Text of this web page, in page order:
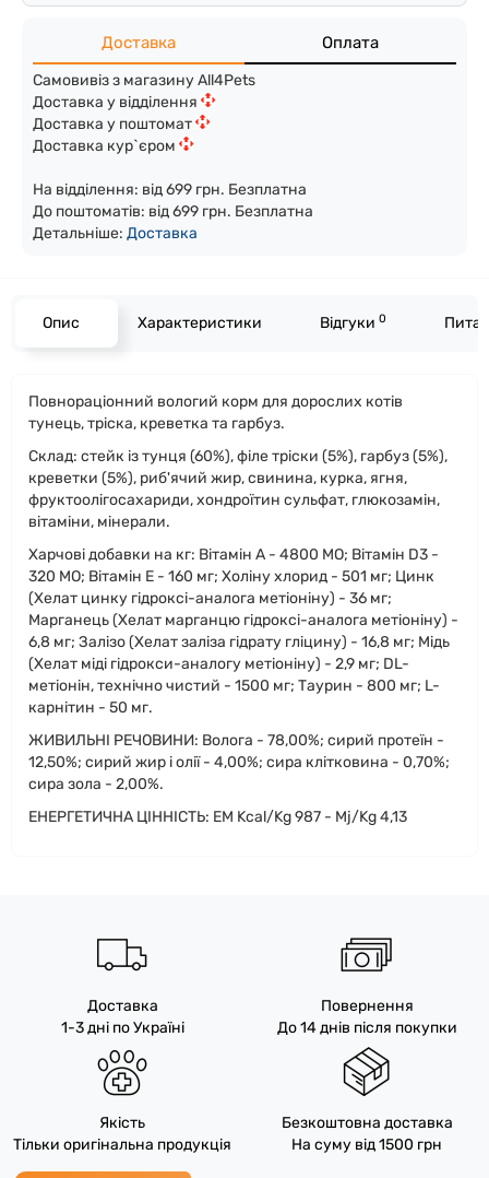
Доставка Оплата
Самовивіз з магазину All4Pets
Доставка у відділення
Доставка у поштомат
Доставка кур`єром
На відділення: від 699 грн. Безплатна
До поштоматів: від 699 грн. Безплатна
Детальніше: Доставка
Опис Характеристики Відгуки 0
Повнораціонний вологий корм для дорослих котів
тунець, тріска, креветка та гарбуз.
Склад: стейк із тунця (60%), філе тріски (5%), гарбуз (5%),
креветки (5%), риб'ячий жир, свинина, курка, ягня,
фруктоолiгосахариди, хондроїтин сульфат, глюкозамін,
вітаміни, мінерали.
Харчові добавки на кг: Вітамін A - 4800 МО; Вітамін D3 -
320 МО; Вітамін E - 160 мг; Холіну хлорид - 501 мг; Цинк
(Хелат цинку гідроксі-аналога метіоніну) - 36 мг;
Марганець (Хелат марганцю гідроксі-аналога метіоніну) -
6,8 мг; Залізо (Хелат заліза гідрату гліцину) - 16,8 мг; Мідь
(Хелат міді гідрокси-аналогу метіоніну) - 2,9 мг; DL-
метіонін, технічно чистий - 1500 мг; Таурин - 800 мг; L-
карнітин - 50 мг.
ЖИВИЛЬНІ РЕЧОВИНИ: Волога - 78,00%; сирий протеїн -
12,50%; сирий жир і олії - 4,00%; сира клітковина - 0,70%;
сира зола - 2,00%.
ЕНЕРГЕТИЧНА ЦІННІСТЬ: EM Kcal/Kg 987 - Mj/Kg 4,13
Доставка
1-3 дні по Україні
Повернення
До 14 днів після покупки
Якість
Тільки оригінальна продукція
Безкоштовна доставка
На суму від 1500 грн